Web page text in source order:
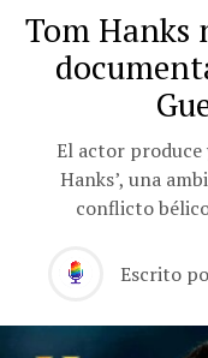
Tom Hanks
El actor produce
Hanks’, una
conflicto
Escrito